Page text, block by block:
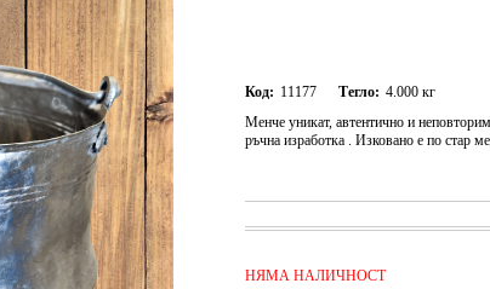
Код: 11177 Тегло: 4.000 кг
Менче уникат, автентично и
ръчна изработка . Изковано е по стар
НЯМА НАЛИЧНОСТ